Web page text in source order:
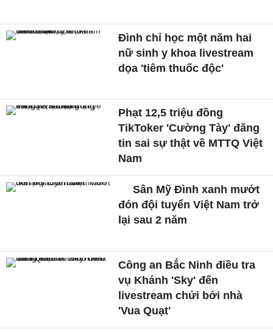
Đình chỉ học một năm hai
nữ sinh y khoa livestream
dọa 'tiêm thuốc độc'
Phạt 12,5 triệu đồng
TikToker 'Cường Tày' đăng
tin sai sự thật về MTTQ Việt
Nam
Sân Mỹ Đình xanh mướt
đón đội tuyển Việt Nam trở
lại sau 2 năm
Công an Bắc Ninh điều tra
vụ Khánh 'Sky' đến
livestream chửi bới nhà
'Vua Quạt'